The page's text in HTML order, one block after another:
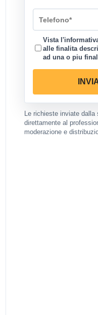
Vista
alle finalita
ad una o piu
Le richieste inviate
direttamente al
moderazione e